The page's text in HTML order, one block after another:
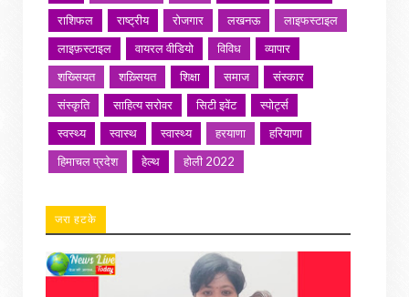
राशिफल
राष्ट्रीय रोजगार लखनऊ
लाइफस्टाइल
लाइफ़स्टाइल
वायरल वीडियो विविध
व्यापार
शख्सियत
शख़्सियत शिक्षा समाज
संस्कार
संस्कृति
साहित्य सरोवर सिटी इवेंट
स्पोर्ट्स
स्वस्थ्य
स्वास्थ स्वास्थ्य हरयाणा
हरियाणा
हिमाचल प्रदेश
हेल्थ होली 2022
जरा हटके